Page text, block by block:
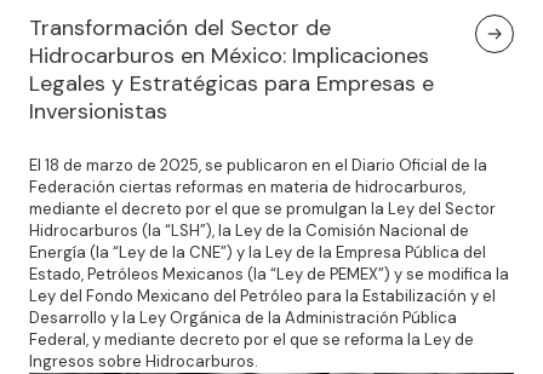
Transformación del Sector de
Hidrocarburos en México: Implicaciones
Legales y Estratégicas para Empresas e
Inversionistas
El 18 de marzo de 2025, se publicaron en el Diario Oficial de la
Federación ciertas reformas en materia de hidrocarburos,
mediante el decreto por el que se promulgan la Ley del Sector
Hidrocarburos (la “LSH”), la Ley de la Comisión Nacional de
Energía (la “Ley de la CNE”) y la Ley de la Empresa Pública del
Estado, Petróleos Mexicanos (la “Ley de PEMEX”) y se modifica la
Ley del Fondo Mexicano del Petróleo para la Estabilización y el
Desarrollo y la Ley Orgánica de la Administración Pública
Federal, y mediante decreto por el que se reforma la Ley de
Ingresos sobre Hidrocarburos.